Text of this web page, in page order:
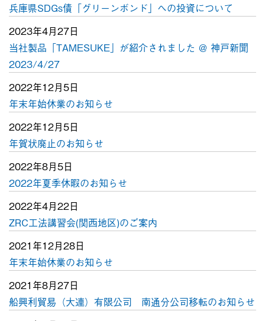
兵庫県SDGs債「グリーンボンド」への投資について
2023年4月27日
当社製品「TAMESUKE」が紹介されました ＠ 神戸新聞
2023/4/27
2022年12月5日
年末年始休業のお知らせ
2022年12月5日
年賀状廃止のお知らせ
2022年8月5日
2022年夏季休暇のお知らせ
2022年4月22日
ZRC工法講習会(関西地区)のご案内
2021年12月28日
年末年始休業のお知らせ
2021年8月27日
船興利貿易（大連）有限公司 南通分公司移転のお知らせ